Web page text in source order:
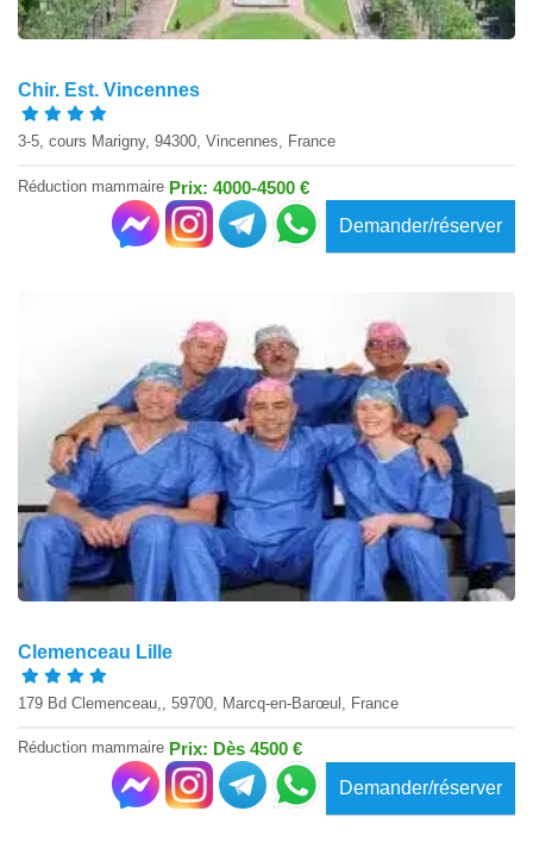
Chir. Est. Vincennes
3-5, cours Marigny, 94300, Vincennes, France
Réduction mammaire Prix: 4000-4500 €
Demander/réserver
Clemenceau Lille
179 Bd Clemenceau,, 59700, Marcq-en-Barœul, France
Réduction mammaire Prix: Dès 4500 €
Demander/réserver